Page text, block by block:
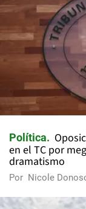
Política
en el TC por
dramatismo
Por Nicole